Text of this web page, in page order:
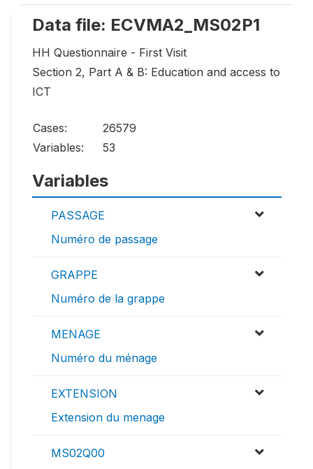
Data file: ECVMA2_MS02P1
HH Questionnaire - First Visit
Section 2, Part A & B: Education and access to
ICT
Cases:
26579
Variables:
53
Variables
PASSAGE
Numéro de passage
GRAPPE
Numéro de la grappe
MENAGE
Numéro du ménage
EXTENSION
Extension du menage
MS02Q00